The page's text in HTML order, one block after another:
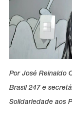
Por José Reinaldo
Brasil 247 e
Solidariedade aos